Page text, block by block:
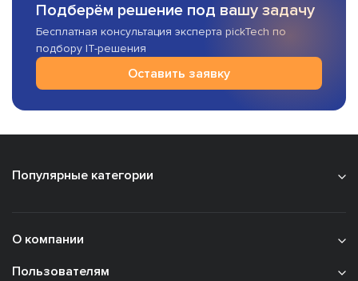
Подберём решение под вашу задачу
Бесплатная консультация эксперта pickTech по
подбору IT-решения
Оставить заявку
Популярные категории
О компании
Пользователям